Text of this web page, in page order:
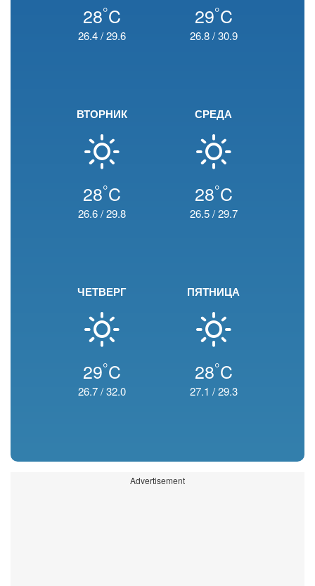
28°C
26.4/29.6
29°C
26.8/30.9
ВТОРНИК
28°C
26.6/29.8
СРЕДА
28°C
26.5/29.7
ЧЕТВЕРГ
29°C
26.7/32.0
ПЯТНИЦА
28°C
27.1 /29.3
Advertisement